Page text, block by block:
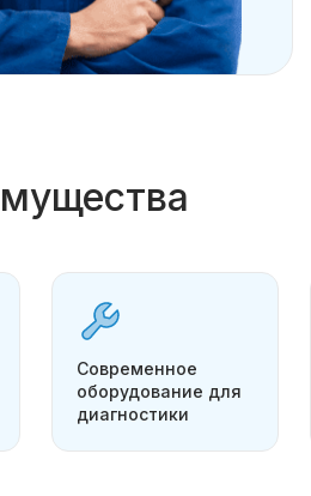
Современное
оборудование для
диагностики